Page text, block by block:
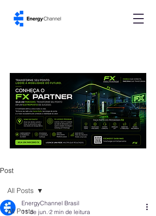
Post
All Posts
All Posts
EnergyChannel Brasil
11 de jun. 2 min de leitura